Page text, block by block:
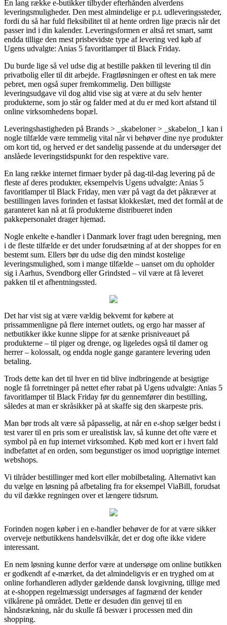
En lang række e-butikker tilbyder efterhånden alverdens
leveringsmuligheder. Den mest almindelige er p.t. udleveringssteder,
fordi du så har fuld fleksibilitet til at hente ordren lige præcis når det
passer ind i din kalender. Leveringsformen er altså ret smart, samt
endda tillige den mest prisbevidste type af levering ved køb af
Ugens udvalgte: Anias 5 favoritlamper til Black Friday.
Du burde lige så vel udse dig at bestille pakken til levering til din
privatbolig eller til dit arbejde. Fragtløsningen er oftest en tak mere
pebret, men også super fremkommelig. Den billigste
leveringsudgave vil dog altid vise sig at være at du selv henter
produkterne, som jo står og falder med at du er med kort afstand til
online virksomhedens bopæl.
Leveringshastigheden på Brands > _skabeloner > _skabelon_1 kan i
nogle tilfælde være temmelig vital når vi behøver dine nye produkter
om kort tid, og herved er det sandelig passende at du undersøger det
anslåede leveringstidspunkt for den respektive vare.
En lang række internet firmaer byder på dag-til-dag levering på de
fleste af deres produkter, eksempelvis Ugens udvalgte: Anias 5
favoritlamper til Black Friday, men vær på vagt da det påkræver at
bestillingen laves forinden et fastsat klokkeslæt, med det formål at de
garanteret kan nå at få produkterne distribueret inden
pakkepersonalet drager hjemad.
Nogle enkelte e-handler i Danmark lover fragt uden beregning, men
i de fleste tilfælde er det under forudsætning af at der shoppes for en
bestemt sum. Ellers bør du udse dig den mindst kostelige
leveringsmulighed, som i mange tilfælde – uanset om du opholder
sig i Aarhus, Svendborg eller Grindsted – vil være at få leveret
pakken til et afhentningssted.
Det har vist sig at være vældig bekvemt for købere at
prissammenligne på flere internet outlets, og ergo har masser af
netbutikker ikke kunne slippe for at sænke prisniveauet på
produkterne – til piger og drenge, og ligeledes også til damer og
herrer – kolossalt, og endda nogle gange garantere levering uden
betaling.
Trods dette kan det til hver en tid blive indbringende at besigtige
nogle få forretninger på nettet efter rabat på Ugens udvalgte: Anias 5
favoritlamper til Black Friday før du gennemfører din bestilling,
således at man er skråsikker på at skaffe sig den skarpeste pris.
Man bør trods alt være så påpasselig, at når en e-shop sælger bedst i
test varer til en pris som er urealistisk lav, så kunne det ofte være et
symbol på en fup internet virksomhed. Køb med kort er i hvert fald
indbefattet af en orden, som begunstiger os imod uoprigtige internet
webshops.
Vi tilråder bestillinger med kort eller mobilbetaling. Alternativt kan
du vælge en løsning på afbetaling fra for eksempel ViaBill, forudsat
du vil dække regningen over et længere tidsrum.
Forinden nogen køber i en e-handler behøver de for at være sikker
overveje netbutikkens handelsvilkår, det er dog ofte ikke videre
interessant.
En nem løsning kunne derfor være at undersøge om online butikken
er godkendt af e-mærket, da det almindeligvis er en tryghed om at
online forhandleren adlyder gældende dansk lovgivning, tillige med
at e-shoppen regelmæssigt undersøges af fagmænd der kender
vilkårene på området. Dette er desuden din genvej til en
håndsrækning, når du skulle få besvær i processen med din
shopping.